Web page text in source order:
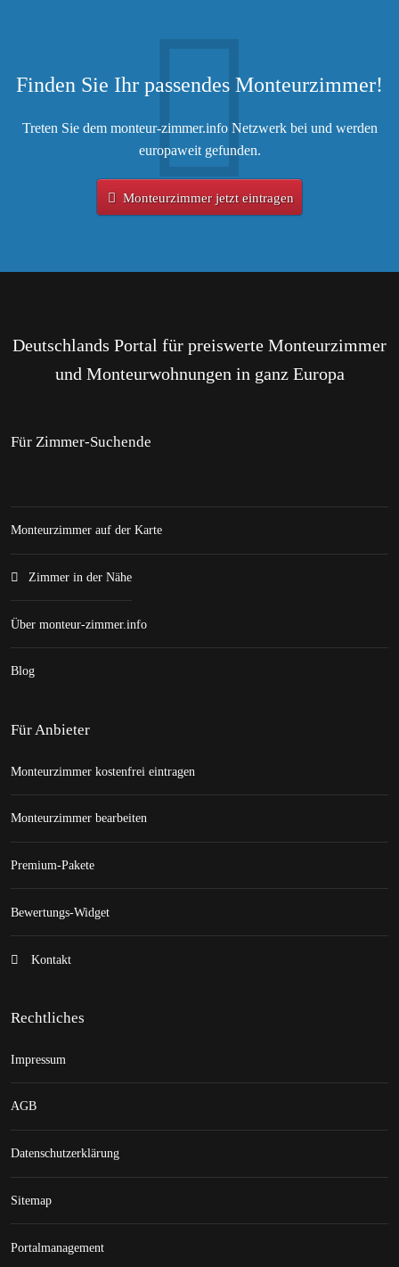
Finden Sie Ihr passendes Monteurzimmer!
Treten Sie dem monteur-zimmer.info Netzwerk bei und werden
europaweit gefunden.
Monteurzimmer jetzt eintragen
Deutschlands Portal für preiswerte Monteurzimmer
und Monteurwohnungen in ganz Europa
Für Zimmer-Suchende
Monteurzimmer auf der Karte
Zimmer in der Nähe
Über monteur-zimmer.info
Blog
Für Anbieter
Monteurzimmer kostenfrei eintragen
Monteurzimmer bearbeiten
Premium-Pakete
Bewertungs-Widget
Kontakt
Rechtliches
Impressum
AGB
Datenschutzerklärung
Sitemap
Portalmanagement